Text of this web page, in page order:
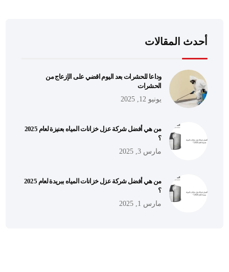
أحدث المقالات
وداعا للحشرات بعد اليوم اقضي على الإزعاج من
الحشرات
يونيو 12, 2025
من هي أفضل شركة عزل خزانات المياه بعنيزة لعام 2025
؟
مارس 3, 2025
من هي أفضل شركة عزل خزانات المياه ببريدة لعام 2025
؟
مارس 1, 2025